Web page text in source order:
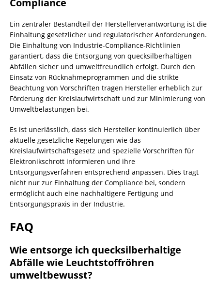
Compliance
Ein zentraler Bestandteil der Herstellerverantwortung ist die
Einhaltung gesetzlicher und regulatorischer Anforderungen.
Die Einhaltung von Industrie-Compliance-Richtlinien
garantiert, dass die Entsorgung von quecksilberhaltigen
Abfällen sicher und umweltfreundlich erfolgt. Durch den
Einsatz von Rücknahmeprogrammen und die strikte
Beachtung von Vorschriften tragen Hersteller erheblich zur
Förderung der Kreislaufwirtschaft und zur Minimierung von
Umweltbelastungen bei.
Es ist unerlässlich, dass sich Hersteller kontinuierlich über
aktuelle gesetzliche Regelungen wie das
Kreislaufwirtschaftsgesetz und spezielle Vorschriften für
Elektronikschrott informieren und ihre
Entsorgungsverfahren entsprechend anpassen. Dies trägt
nicht nur zur Einhaltung der Compliance bei, sondern
ermöglicht auch eine nachhaltigere Fertigung und
Entsorgungspraxis in der Industrie.
FAQ
Wie entsorge ich quecksilberhaltige
Abfälle wie Leuchtstoffröhren
umweltbewusst?